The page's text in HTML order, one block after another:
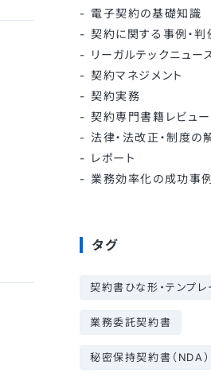
電子契約の基礎知識
契約に関する事例・判
リーガルテックニュー
契約マネジメント
契約実務
契約専門書籍レビュー
法律・法改正・制度の
レポート
業務効率化の成功事
タグ
契約書ひな形・テンプレ
業務委託契約書
秘密保持契約書（NDA）